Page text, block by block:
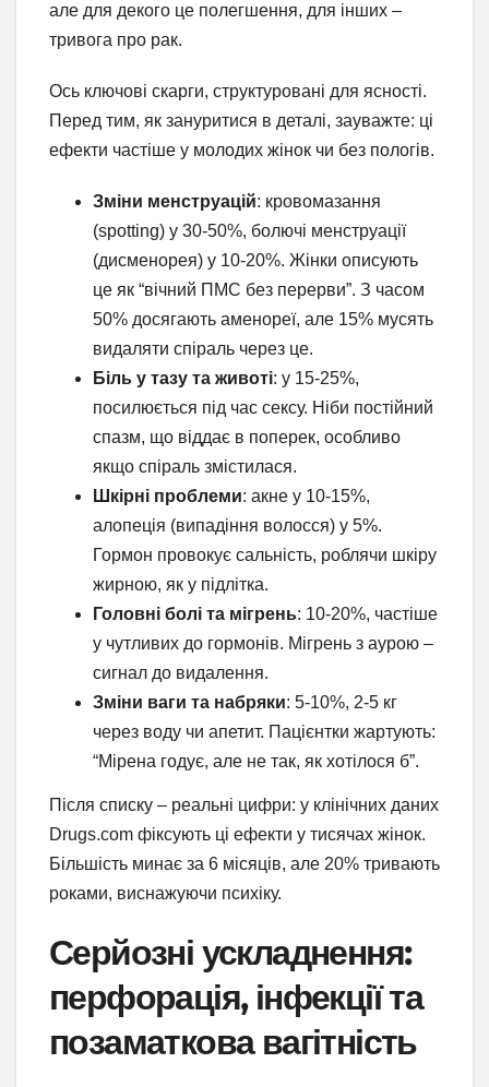
але для декого це полегшення, для інших –
тривога про рак.
Ось ключові скарги, структуровані для ясності.
Перед тим, як зануритися в деталі, зауважте: ці
ефекти частіше у молодих жінок чи без пологів.
Зміни менструацій: кровомазання
(spotting) у 30-50%, болючі менструації
(дисменорея) у 10-20%. Жінки описують
це як “вічний ПМС без перерви”. З часом
50% досягають аменореї, але 15% мусять
видаляти спіраль через це.
Біль у тазу та животі: у 15-25%,
посилюється під час сексу. Ніби постійний
спазм, що віддає в поперек, особливо
якщо спіраль змістилася.
Шкірні проблеми: акне у 10-15%,
алопеція (випадіння волосся) у 5%.
Гормон провокує сальність, роблячи шкіру
жирною, як у підлітка.
Головні болі та мігрень: 10-20%, частіше
у чутливих до гормонів. Мігрень з аурою –
сигнал до видалення.
Зміни ваги та набряки: 5-10%, 2-5 кг
через воду чи апетит. Пацієнтки жартують:
“Мірена годує, але не так, як хотілося б”.
Після списку – реальні цифри: у клінічних даних
Drugs.com фіксують ці ефекти у тисячах жінок.
Більшість минає за 6 місяців, але 20% тривають
роками, виснажуючи психіку.
Серйозні ускладнення:
перфорація, інфекції та
позаматкова вагітність